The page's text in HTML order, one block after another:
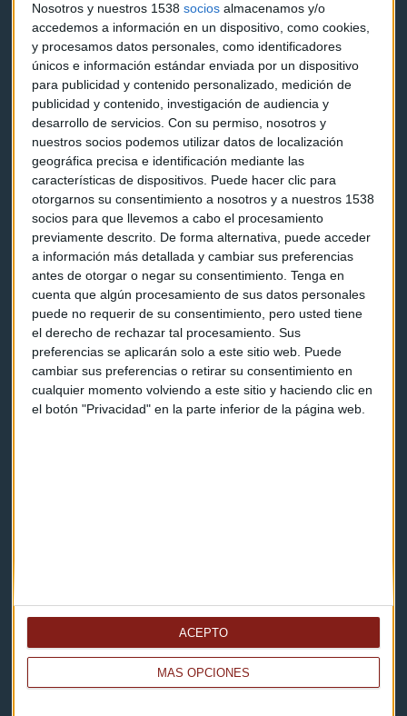
Nosotros y nuestros 1538 socios almacenamos y/o
accedemos a información en un dispositivo, como cookies,
y procesamos datos personales, como identificadores
únicos e información estándar enviada por un dispositivo
para publicidad y contenido personalizado, medición de
publicidad y contenido, investigación de audiencia y
desarrollo de servicios. Con su permiso, nosotros y
nuestros socios podemos utilizar datos de localización
geográfica precisa e identificación mediante las
características de dispositivos. Puede hacer clic para
otorgarnos su consentimiento a nosotros y a nuestros 1538
socios para que llevemos a cabo el procesamiento
previamente descrito. De forma alternativa, puede acceder
a información más detallada y cambiar sus preferencias
antes de otorgar o negar su consentimiento. Tenga en
cuenta que algún procesamiento de sus datos personales
puede no requerir de su consentimiento, pero usted tiene
el derecho de rechazar tal procesamiento. Sus
preferencias se aplicarán solo a este sitio web. Puede
cambiar sus preferencias o retirar su consentimiento en
cualquier momento volviendo a este sitio y haciendo clic en
el botón "Privacidad" en la parte inferior de la página web.
MÁS OPCIONES
ACEPTO
Capital Radio
Noticias
Eventos
Consultorios
Programas y podcasts
Contacto & Legal
Contacto
Cómo escucharnos
Política de privacidad